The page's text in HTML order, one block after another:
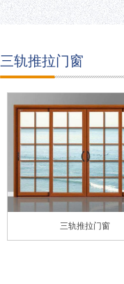
三轨推拉门窗
三轨推拉门窗